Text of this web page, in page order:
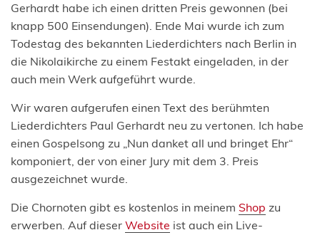
Gerhardt habe ich einen dritten Preis gewonnen (bei
knapp 500 Einsendungen). Ende Mai wurde ich zum
Todestag des bekannten Liederdichters nach Berlin in
die Nikolaikirche zu einem Festakt eingeladen, in der
auch mein Werk aufgeführt wurde.
Wir waren aufgerufen einen Text des berühmten
Liederdichters Paul Gerhardt neu zu vertonen. Ich habe
einen Gospelsong zu „Nun danket all und bringet Ehr“
komponiert, der von einer Jury mit dem 3. Preis
ausgezeichnet wurde.
Die Chornoten gibt es kostenlos in meinem Shop zu
erwerben. Auf dieser Website ist auch ein Live-